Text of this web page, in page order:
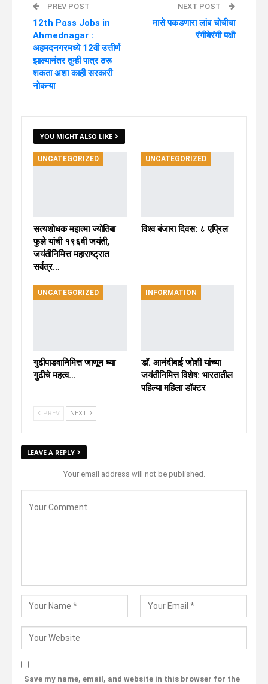
PREV POST
12th Pass Jobs in
Ahmednagar :
अहमदनगरमध्ये 12वी उत्तीर्ण
झाल्यानंतर तुम्ही पात्र ठरू
शकता अशा काही सरकारी
नोकऱ्या
NEXT POST
मासे पकडणारा लांब चोचीचा
रंगीबेरंगी पक्षी
YOU MIGHT ALSO LIKE
UNCATEGORIZED
सत्यशोधक महात्मा ज्योतिबा
फुले यांची १९६वी जयंती,
जयंतीनिमित्त महाराष्ट्रात
सर्वत्र…
UNCATEGORIZED
विश्व बंजारा दिवस: ८ एप्रिल
UNCATEGORIZED
गुढीपाडवानिमित्त जाणून घ्या
गुढीचे महत्व…
INFORMATION
डॉ. आनंदीबाई जोशी यांच्या
जयंतीनिमित्त विशेष: भारतातील
पहिल्या महिला डॉक्टर
PREV NEXT
LEAVE A REPLY
Your email address will not be published.
Save my name, email, and website in this browser for the